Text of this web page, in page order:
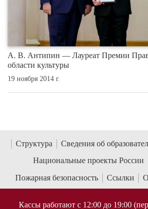
А. В. Антипин — Лауреат Премии
области культуры
19 ноября 2014 г.
Структура
Сведения об
Национальные проекты России
Пожарная безопасность
Ссылки
Кассы работают с 12:00 до 19:00